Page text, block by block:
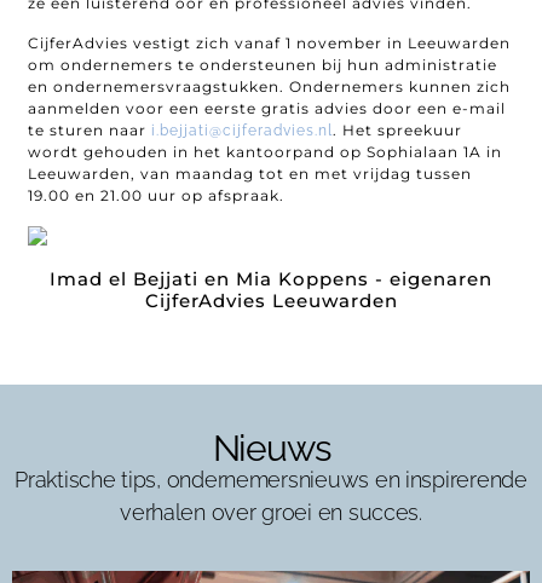
CijferAdvies vestigt zich vanaf 1 november in Leeuwarden
om ondernemers te ondersteunen bij hun administratie
en ondernemersvraagstukken. Ondernemers kunnen zich
aanmelden voor een eerste gratis advies door een e-mail
te sturen naar i.bejjati@cijferadvies.nl. Het spreekuur
wordt gehouden in het kantoorpand op Sophialaan 1A in
Leeuwarden, van maandag tot en met vrijdag tussen
19.00 en 21.00 uur op afspraak.
Imad el Bejjati en Mia Koppens - eigenaren
CijferAdvies Leeuwarden
Nieuws
Praktische tips, ondernemersnieuws en inspirerende
verhalen over groei en succes.